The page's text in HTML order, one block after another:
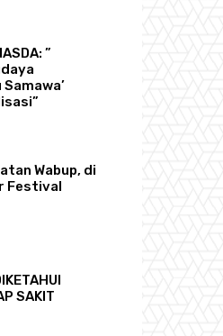
”
Wabup, di
Festival
SAKIT